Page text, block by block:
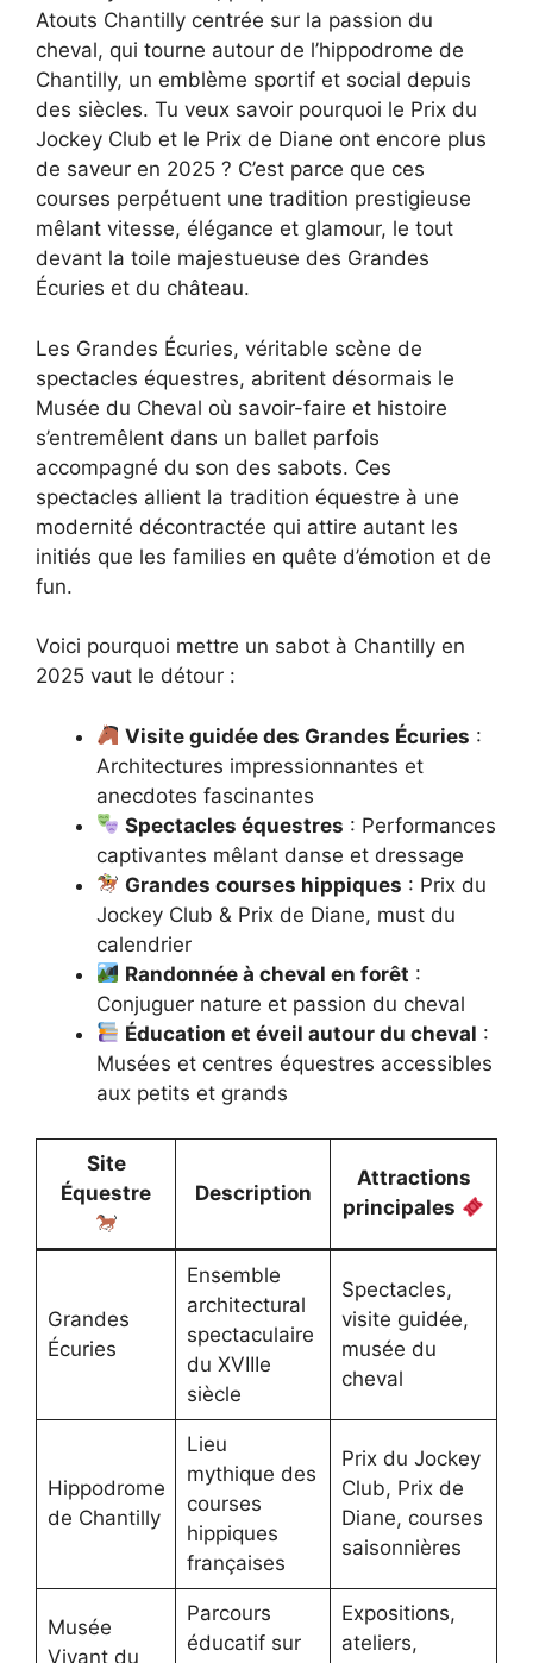
Atouts Chantilly centrée sur la passion du
cheval, qui tourne autour de l’hippodrome de
Chantilly, un emblème sportif et social depuis
des siècles. Tu veux savoir pourquoi le Prix du
Jockey Club et le Prix de Diane ont encore plus
de saveur en 2025 ? C’est parce que ces
courses perpétuent une tradition prestigieuse
mêlant vitesse, élégance et glamour, le tout
devant la toile majestueuse des Grandes
Écuries et du château.
Les Grandes Écuries, véritable scène de
spectacles équestres, abritent désormais le
Musée du Cheval où savoir-faire et histoire
s’entremêlent dans un ballet parfois
accompagné du son des sabots. Ces
spectacles allient la tradition équestre à une
modernité décontractée qui attire autant les
initiés que les families en quête d’émotion et de
fun.
Voici pourquoi mettre un sabot à Chantilly en
2025 vaut le détour :
Visite guidée des Grandes Écuries :
Architectures impressionnantes et
anecdotes fascinantes
Spectacles équestres : Performances
captivantes mêlant danse et dressage
Grandes courses hippiques : Prix du
Jockey Club & Prix de Diane, must du
calendrier
Randonnée à cheval en forêt :
Conjuguer nature et passion du cheval
Éducation et éveil autour du cheval :
Musées et centres équestres accessibles
aux petits et grands
Site
Équestre
Description
Attractions
principales
Grandes
Écuries
Ensemble
architectural
spectaculaire
du XVIIIe
siècle
Spectacles,
visite guidée,
musée du
cheval
Hippodrome
de Chantilly
Lieu
mythique des
courses
hippiques
françaises
Prix du Jockey
Club, Prix de
Diane, courses
saisonnières
Musée
Vivant du
Parcours
éducatif sur
Expositions,
ateliers,